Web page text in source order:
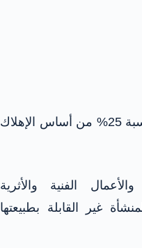
ب- جميع أصول النشاط الأخرى نسبة 25% من أساس الإهلاك
الفنية والأثرية
غير القابلة بطبيعتها